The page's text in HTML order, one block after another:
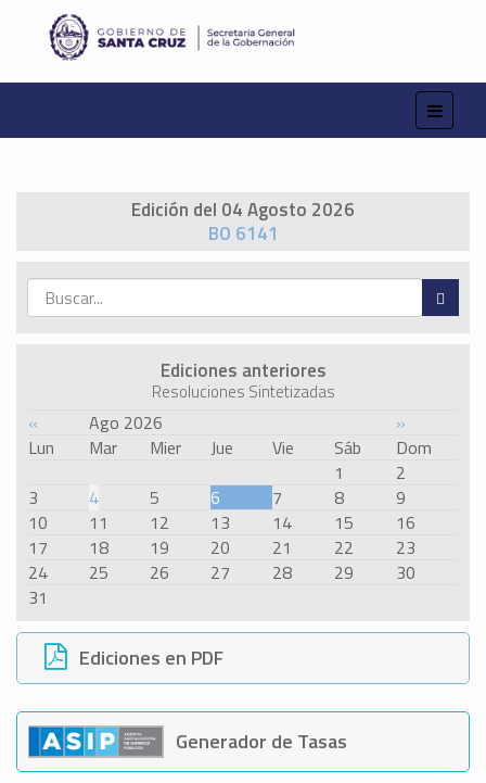
Edición del 04 Agosto 2026
BO 6141
Ediciones anteriores
Resoluciones Sintetizadas
« Ago 2026
»
Lun
Mar Mier Jue Vie Sáb
Dom
1
2
3
4 5 6 7 8
9
10
11 12 13 14 15
16
17
18 19 20 21 22
23
24
25 26 27 28 29
30
31
Ediciones en PDF
Generador de Tasas